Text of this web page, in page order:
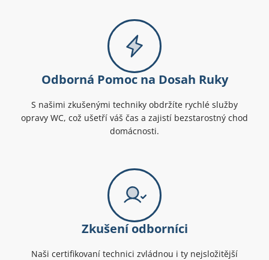
Odborná Pomoc na Dosah Ruky
S našimi zkušenými techniky obdržíte rychlé služby
opravy WC, což ušetří váš čas a zajistí bezstarostný chod
domácnosti.
Zkušení odborníci
Naši certifikovaní technici zvládnou i ty nejsložitější